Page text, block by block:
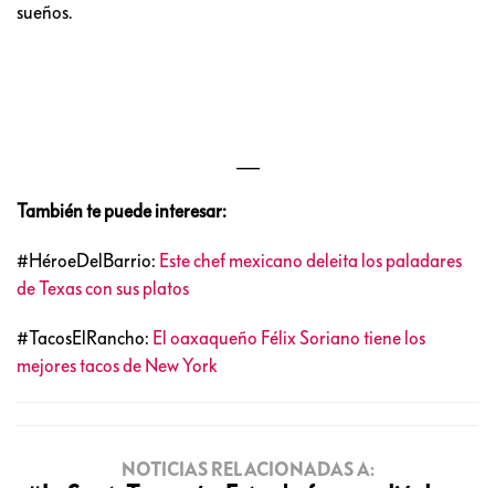
sueños.
También te puede interesar:
#HéroeDelBarrio: Este chef mexicano deleita los paladares
de Texas con sus platos
#TacosElRancho: El oaxaqueño Félix Soriano tiene los
mejores tacos de New York
NOTICIAS RELACIONADAS A: